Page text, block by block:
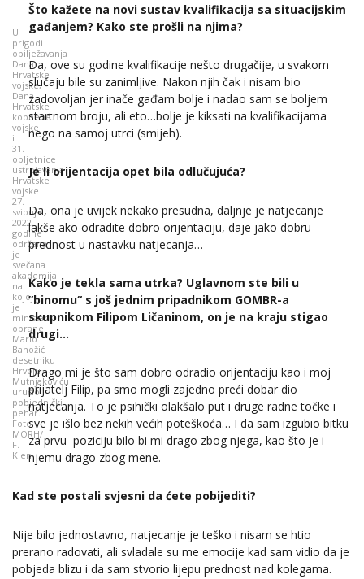
U
prigodi
obilježavanja
Dana
Hrvatske
vojske,
Dana
Hrvatske
kopnene
vojske
i
31.
obljetnice
ustrojavanja
Hrvatske
vojske
27.
svibnja
2022.
godine
održana
je
svečana
akademija
na
kojoj
je
ministar
obrane
Mario
Banožić
desetniku
Hrvoju
Mutnjakoviću
uručio
pobjednički
pehar.
Foto
MORH/
F.
Klen
Što kažete na novi sustav kvalifikacija sa situacijskim
gađanjem? Kako ste prošli na njima?
Da, ove su godine kvalifikacije nešto drugačije, u svakom
slučaju bile su zanimljive. Nakon njih čak i nisam bio
zadovoljan jer inače gađam bolje i nadao sam se boljem
startnom broju, ali eto…bolje je kiksati na kvalifikacijama
nego na samoj utrci (smijeh).
Je li orijentacija opet bila odlučujuća?
Da, ona je uvijek nekako presudna, daljnje je natjecanje
lakše ako odradite dobro orijentaciju, daje jako dobru
prednost u nastavku natjecanja…
Kako je tekla sama utrka? Uglavnom ste bili u
”binomu“ s još jednim pripadnikom GOMBR-a
skupnikom Filipom Ličaninom, on je na kraju stigao
drugi…
Drago mi je što sam dobro odradio orijentaciju kao i moj
prijatelj Filip, pa smo mogli zajedno preći dobar dio
natjecanja. To je psihički olakšalo put i druge radne točke i
sve je išlo bez nekih većih poteškoća… I da sam izgubio bitku
za prvu poziciju bilo bi mi drago zbog njega, kao što je i
njemu drago zbog mene.
Kad ste postali svjesni da ćete pobijediti?
Nije bilo jednostavno, natjecanje je teško i nisam se htio
prerano radovati, ali svladale su me emocije kad sam vidio da je
pobjeda blizu i da sam stvorio lijepu prednost nad kolegama.